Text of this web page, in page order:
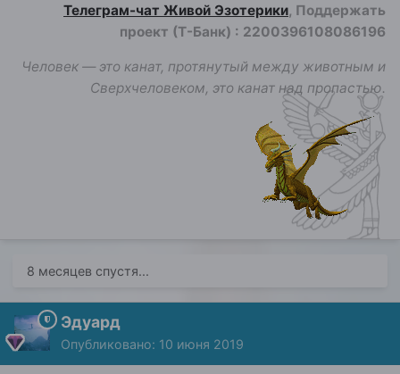
Телеграм-чат Живой Эзотерики, Поддержать
проект (Т-Банк) : 2200396108086196
Человек — это канат, протянутый между животным и
Сверхчеловеком, это канат над пропастью.
8 месяцев спустя...
Эдуард
Опубликовано: 10 июня 2019